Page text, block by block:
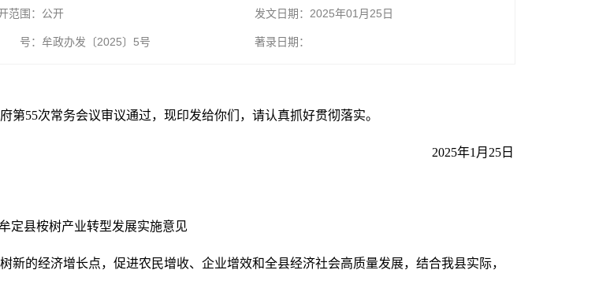
范围：公开 发文日期：2025年01月25日
号：牟政办发〔2025〕5号 著录日期：
第55次常务会议审议通过，现印发给你们，请认真抓好贯彻落实。
2025年1月25日
定县桉树产业转型发展实施意见
新的经济增长点，促进农民增收、企业增效和全县经济社会高质量发展，结合我县实际，